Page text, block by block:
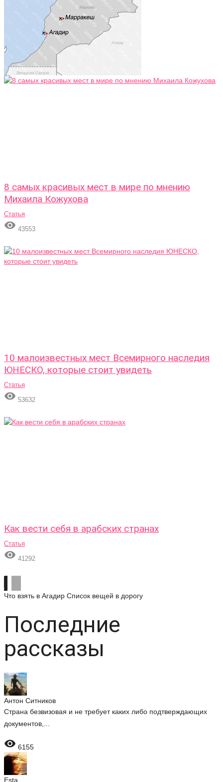
8 самых красивых мест в мире по мнению
Михаила Кожухова
Статья
 43553
10 малоизвестных мест Всемирного наследия
ЮНЕСКО, которые стоит увидеть
Статья
 53632
Как вести себя в арабских странах
Статья
 41292
Что взять в Агадир Список вещей в дорогу
Последние
рассказы
Антон Ситников
Страна безвизовая и не требует каких либо подтверждающих
документов,...
 6155
Esta